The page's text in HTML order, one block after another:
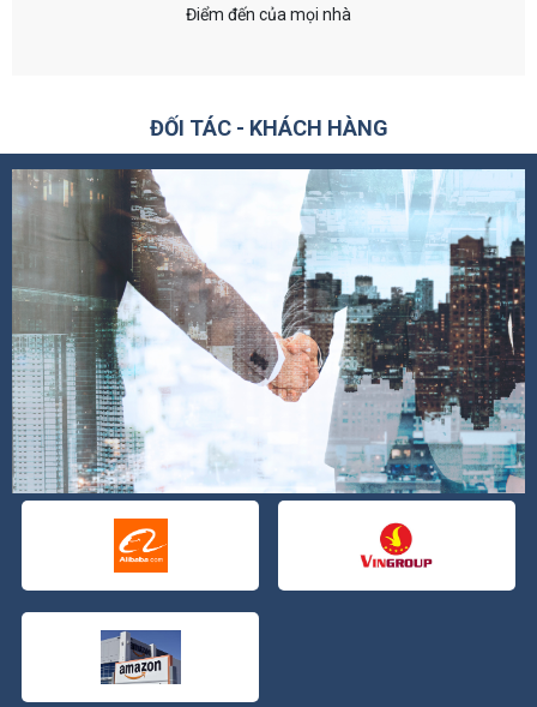
Điểm đến của mọi nhà
ĐỐI TÁC - KHÁCH HÀNG